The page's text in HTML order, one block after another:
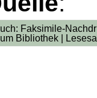
Faksimile-
Bibliothek |